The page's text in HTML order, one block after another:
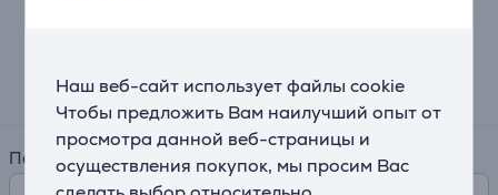
Наш веб-сайт использует файлы cookie
Чтобы предложить Вам наилучший опыт от
просмотра данной веб-страницы и
осуществления покупок, мы просим Вас
22 €
Период